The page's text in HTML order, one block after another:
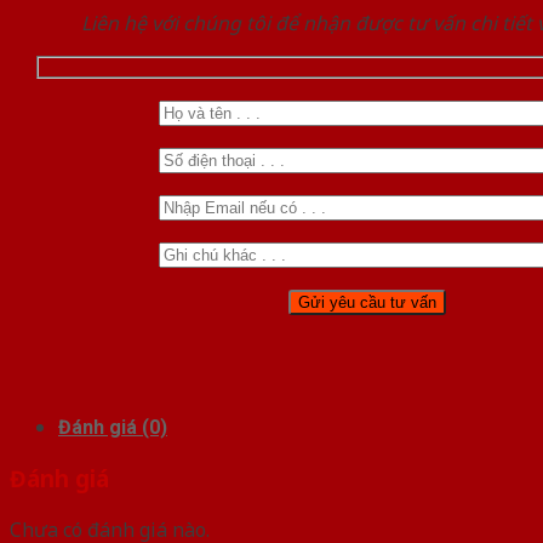
Liên hệ với chúng tôi để nhận được tư vấn chi tiết
Đánh giá (0)
Đánh giá
Chưa có đánh giá nào.